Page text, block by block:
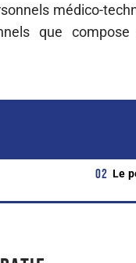
médico-
que
Le